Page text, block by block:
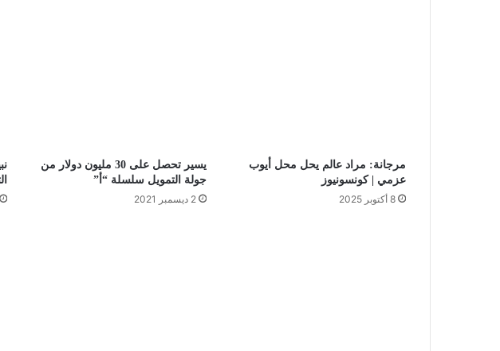
مرجانة: مراد عالم يحل محل أيوب
عزمي | كونسونيوز
8 أكتوبر 2025
يسير تحصل على 30 مليون دولار من
جولة التمويل سلسلة “أ”
2 ديسمبر 2021